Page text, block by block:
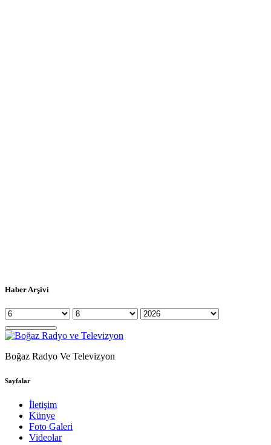
Haber Arşivi
Boğaz Radyo Ve Televizyon
Sayfalar
İletişim
Künye
Foto Galeri
Videolar